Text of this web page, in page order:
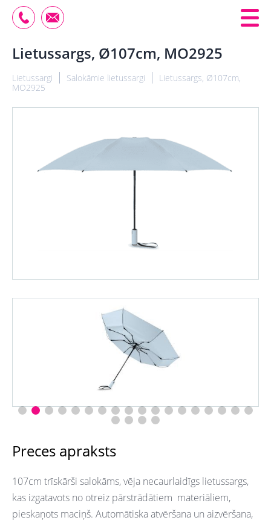
Lietussargs, Ø107cm, MO2925
Lietussargi Salokāmie lietussargi
Lietussargs, Ø107cm,
MO2925
Preces apraksts
107cm trīskārši salokāms, vēja necaurlaidīgs lietussargs,
kas izgatavots no otreiz pārstrādātiem materiāliem,
pieskaņots maciņš. Automātiska atvēršana un aizvēršana,